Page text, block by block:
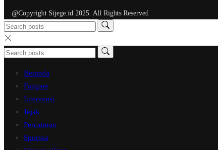
@Copyright Sijege.id 2025. All Rights Reserved
Beranda
Fangare
Intervensi
Jejak
Percaturan
Sportsta